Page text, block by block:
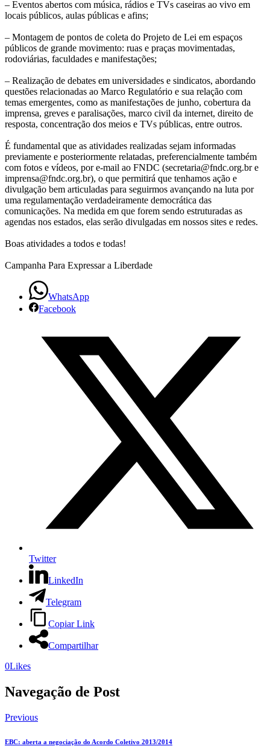
– Eventos abertos com música, rádios e TVs caseiras ao vivo em
locais públicos, aulas públicas e afins;
– Montagem de pontos de coleta do Projeto de Lei em espaços
públicos de grande movimento: ruas e praças movimentadas,
rodoviárias, faculdades e manifestações;
– Realização de debates em universidades e sindicatos, abordando
questões relacionadas ao Marco Regulatório e sua relação com
temas emergentes, como as manifestações de junho, cobertura da
imprensa, greves e paralisações, marco civil da internet, direito de
resposta, concentração dos meios e TVs públicas, entre outros.
É fundamental que as atividades realizadas sejam informadas
previamente e posteriormente relatadas, preferencialmente também
com fotos e vídeos, por e-mail ao FNDC (secretaria@fndc.org.br e
imprensa@fndc.org.br), o que permitirá que tenhamos ação e
divulgação bem articuladas para seguirmos avançando na luta por
uma regulamentação verdadeiramente democrática das
comunicações. Na medida em que forem sendo estruturadas as
agendas nos estados, elas serão divulgadas em nossos sites e redes.
Boas atividades a todos e todas!
Campanha Para Expressar a Liberdade
WhatsApp
Facebook
Twitter
LinkedIn
Telegram
Copiar Link
Compartilhar
0Likes
Navegação de Post
Previous
EBC: aberta a negociação do Acordo Coletivo 2013/2014